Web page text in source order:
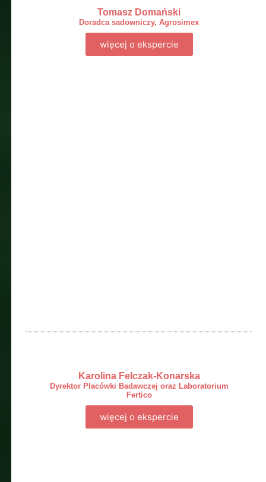
Tomasz Domański
Doradca sadowniczy, Agrosimex
więcej o ekspercie
Karolina Felczak-Konarska
Dyrektor Placówki Badawczej oraz Laboratorium
Fertico
więcej o ekspercie